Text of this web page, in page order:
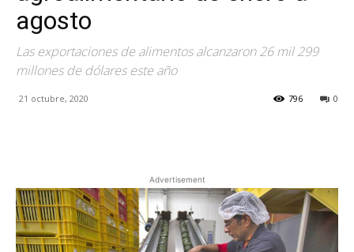
agosto
Las exportaciones de alimentos alcanzaron 26 mil 299
millones de dólares este año
21 octubre, 2020 0
796
Advertisement